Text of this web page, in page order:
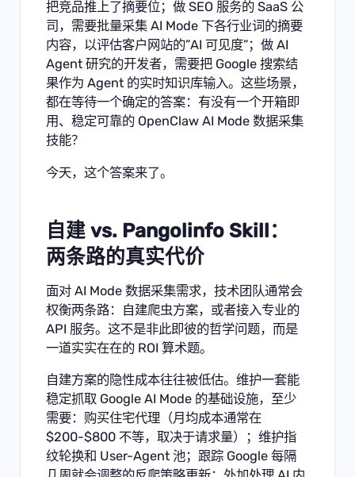
把竞品推上了摘要位；做 SEO 服务的 SaaS 公
司，需要批量采集 AI Mode 下各行业词的摘要
内容，以评估客户网站的”AI 可见度”；做 AI
Agent 研究的开发者，需要把 Google 搜索结
果作为 Agent 的实时知识库输入。这些场景，
都在等待一个确定的答案：有没有一个开箱即
用、稳定可靠的 OpenClaw AI Mode 数据采集
技能？
今天，这个答案来了。
自建 vs. Pangolinfo Skill：
两条路的真实代价
面对 AI Mode 数据采集需求，技术团队通常会
权衡两条路：自建爬虫方案，或者接入专业的
API 服务。这不是非此即彼的哲学问题，而是
一道实实在在的 ROI 算术题。
自建方案的隐性成本往往被低估。维护一套能
稳定抓取 Google AI Mode 的基础设施，至少
需要：购买住宅代理（月均成本通常在
$200-$800 不等，取决于请求量）；维护指
纹轮换和 User-Agent 池；跟踪 Google 每隔